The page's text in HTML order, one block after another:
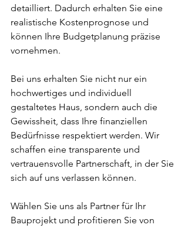
detailliert. Dadurch erhalten Sie eine
realistische Kostenprognose und
können Ihre Budgetplanung präzise
vornehmen.
Bei uns erhalten Sie nicht nur ein
hochwertiges und individuell
gestaltetes Haus, sondern auch die
Gewissheit, dass Ihre finanziellen
Bedürfnisse respektiert werden. Wir
schaffen eine transparente und
vertrauensvolle Partnerschaft, in der Sie
sich auf uns verlassen können.
Wählen Sie uns als Partner für Ihr
Bauprojekt und profitieren Sie von